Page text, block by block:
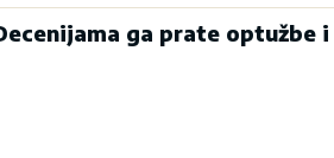
ga prate optužbe i